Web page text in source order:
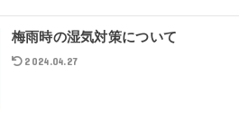
梅雨時の湿気対策について
2024.04.27